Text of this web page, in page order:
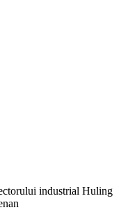
industrial Huling